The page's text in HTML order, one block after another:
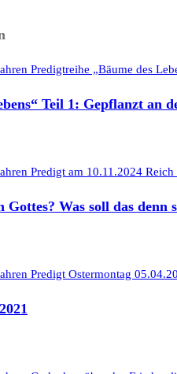
Teil 1: Gepflanzt an
Gottes? Was soll das denn